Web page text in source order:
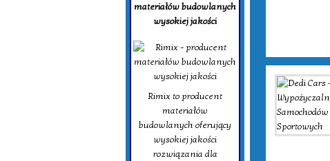
materiałów budowlanych
wysokiej jakości
Rimix to producent
materiałów
budowlanych oferujący
wysokiej jakości
rozwiązania dla